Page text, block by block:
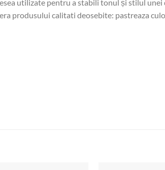
utilizate pentru a stabili tonul și stilul
produsului calitati deosebite: pastreaza